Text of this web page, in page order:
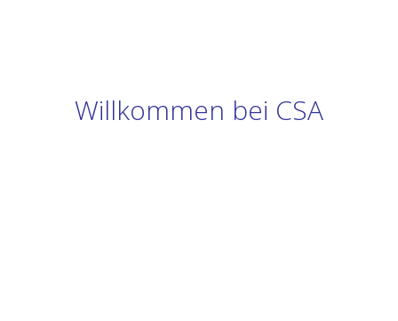
Willkommen bei CSA